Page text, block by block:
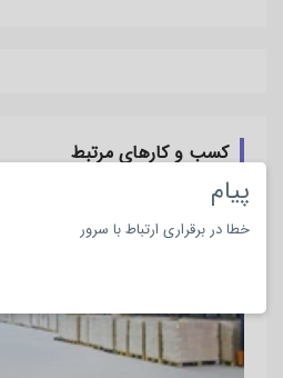
کسب و کارهای مرتبط
پیام
خطا در برقراری ارتباط با سرور